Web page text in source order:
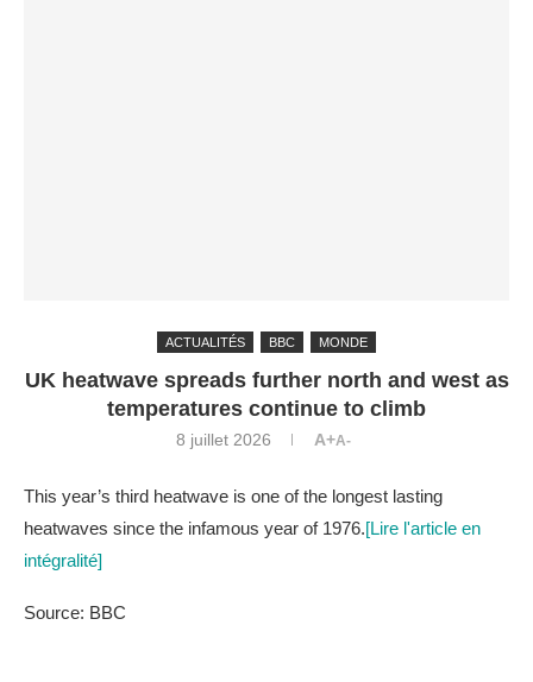
ACTUALITÉS BBC MONDE
UK heatwave spreads further north and west as
temperatures continue to climb
8 juillet 2026 A+A-
This year’s third heatwave is one of the longest lasting
heatwaves since the infamous year of 1976.[Lire l'article en
intégralité]
Source: BBC